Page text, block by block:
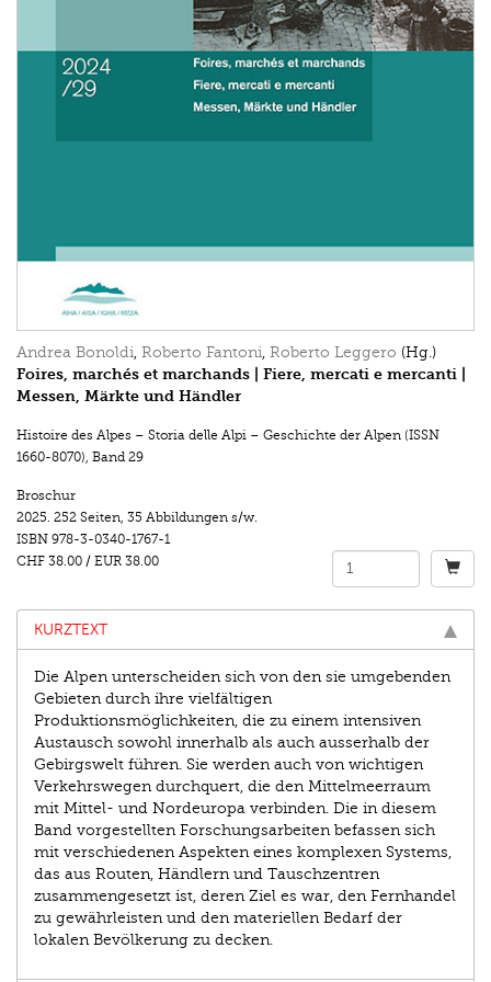
Andrea Bonoldi Roberto Fantoni Roberto Leggero (Hg.)
Foires, marchés et marchands | Fiere, mercati e mercanti |
Messen, Märkte und Händler
Histoire des Alpes – Storia delle Alpi – Geschichte der Alpen (ISSN
1660-8070) Band 29
Broschur
2025. 252 Seiten 35 Abbildungen s/w.
ISBN 978-3-0340-1767-1
CHF 38.00 / EUR 38.00
KURZTEXT
Die Alpen unterscheiden sich von den sie umgebenden
Gebieten durch ihre vielfältigen
Produktionsmöglichkeiten, die zu einem intensiven
Austausch sowohl innerhalb als auch ausserhalb der
Gebirgswelt führen. Sie werden auch von wichtigen
Verkehrswegen durchquert, die den Mittelmeerraum
mit Mittel- und Nordeuropa verbinden. Die in diesem
Band vorgestellten Forschungsarbeiten befassen sich
mit verschiedenen Aspekten eines komplexen Systems,
das aus Routen, Händlern und Tauschzentren
zusammengesetzt ist, deren Ziel es war, den Fernhandel
zu gewährleisten und den materiellen Bedarf der
lokalen Bevölkerung zu decken.